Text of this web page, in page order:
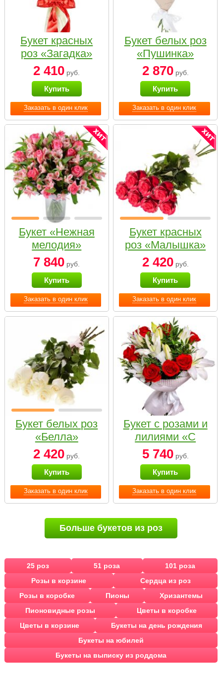
Заказать в один клик
Букет красных
роз «Загадка»
2 410 руб.
Купить
Заказать в один клик
Букет белых роз
«Пушинка»
2 870руб.
Купить
Заказать в один клик
Букет «Нежная
мелодия»
7 840 руб.
Купить
Заказать в один клик
Букет красных
роз «Малышка»
2 420руб.
Купить
Заказать в один клик
Букет белых роз
«Белла»
2 420 руб.
Купить
Заказать в один клик
Букет с розами и
лилиями «С
наилучшими
пожеланиями»
5 740руб.
Купить
Больше букетов из роз
25 роз 51 роза
101 роза
Розы в корзине
Сердца из роз
Розы в коробке
Пионы
Хризантемы
Пионовидные розы
Цветы в коробке
Цветы в корзине
Букеты на день рождения
Букеты на юбилей
Букеты на выписку из роддома